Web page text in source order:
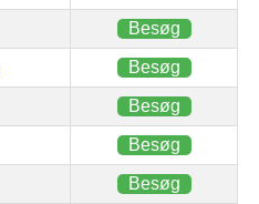
Besøg
Besøg
Besøg
Besøg
Besøg